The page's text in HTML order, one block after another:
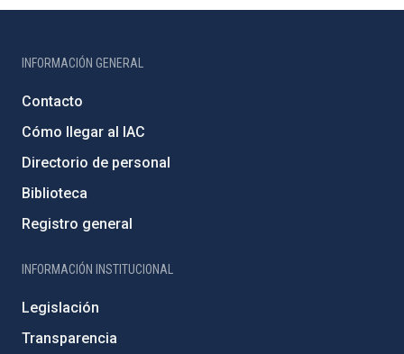
INFORMACIÓN GENERAL
Contacto
Cómo llegar al IAC
Directorio de personal
Biblioteca
Registro general
INFORMACIÓN INSTITUCIONAL
Legislación
Transparencia